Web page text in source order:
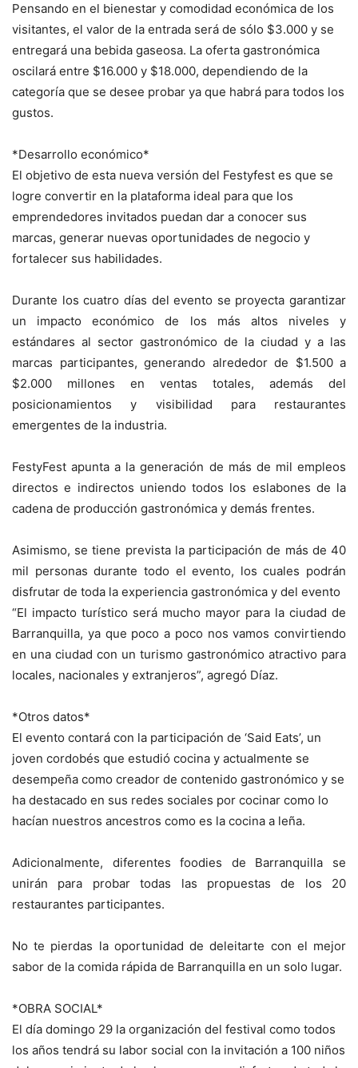
Pensando en el bienestar y comodidad económica de los
visitantes, el valor de la entrada será de sólo $3.000 y se
entregará una bebida gaseosa. La oferta gastronómica
oscilará entre $16.000 y $18.000, dependiendo de la
categoría que se desee probar ya que habrá para todos los
gustos.
*Desarrollo económico*
El objetivo de esta nueva versión del Festyfest es que se
logre convertir en la plataforma ideal para que los
emprendedores invitados puedan dar a conocer sus
marcas, generar nuevas oportunidades de negocio y
fortalecer sus habilidades.
Durante los cuatro días del evento se proyecta garantizar
un impacto económico de los más altos niveles y
estándares al sector gastronómico de la ciudad y a las
marcas participantes, generando alrededor de $1.500 a
$2.000 millones en ventas totales, además del
posicionamientos y visibilidad para restaurantes
emergentes de la industria.
FestyFest apunta a la generación de más de mil empleos
directos e indirectos uniendo todos los eslabones de la
cadena de producción gastronómica y demás frentes.
Asimismo, se tiene prevista la participación de más de 40
mil personas durante todo el evento, los cuales podrán
disfrutar de toda la experiencia gastronómica y del evento
“El impacto turístico será mucho mayor para la ciudad de
Barranquilla, ya que poco a poco nos vamos convirtiendo
en una ciudad con un turismo gastronómico atractivo para
locales, nacionales y extranjeros”, agregó Díaz.
*Otros datos*
El evento contará con la participación de ‘Said Eats’, un
joven cordobés que estudió cocina y actualmente se
desempeña como creador de contenido gastronómico y se
ha destacado en sus redes sociales por cocinar como lo
hacían nuestros ancestros como es la cocina a leña.
Adicionalmente, diferentes foodies de Barranquilla se
unirán para probar todas las propuestas de los 20
restaurantes participantes.
No te pierdas la oportunidad de deleitarte con el mejor
sabor de la comida rápida de Barranquilla en un solo lugar.
*OBRA SOCIAL*
El día domingo 29 la organización del festival como todos
los años tendrá su labor social con la invitación a 100 niños